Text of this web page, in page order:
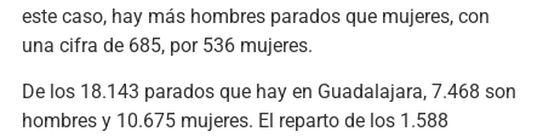
este caso, hay más hombres parados que mujeres, con
una cifra de 685, por 536 mujeres.
De los 18.143 parados que hay en Guadalajara, 7.468 son
hombres y 10.675 mujeres. El reparto de los 1.588